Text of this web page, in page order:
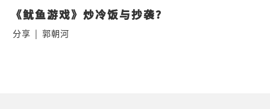
《鱿鱼游戏》炒冷饭与抄袭？
分享 | 郭朝河